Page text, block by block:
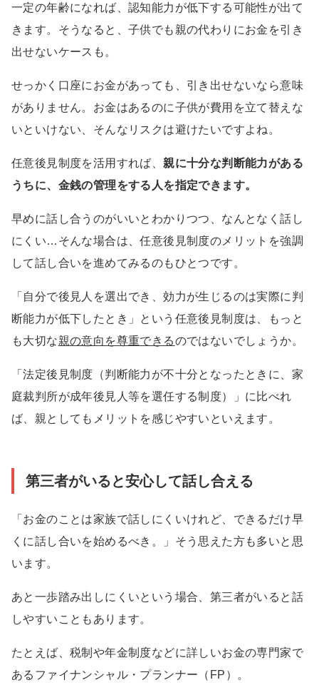
一定の年齢になれば、認知能力が低下する可能性が出て
きます。そうなると、子供でも親の代わりにお金を引き
出せないケースも。
せっかく口座にお金があっても、引き出せないなら意味
がありません。お金はあるのに子供が費用を立て替えな
いといけない、そんなリスクは避けたいですよね。
任意後見制度を活用すれば、親に十分な判断能力がある
うちに、金銭の管理をする人を指定できます。
早めに話し合うのがいいとわかりつつ、なんとなく話し
にくい…そんな場合は、任意後見制度のメリットを強調
して話し合いを進めてみるのもひとつです。
「自分で後見人を選出でき、効力が生じるのは実際に判
断能力が低下したとき」という任意後見制度は、もっと
も大切な親の意向を尊重できるのではないでしょうか。
「法定後見制度（判断能力が不十分となったときに、家
庭裁判所が成年後見人等を選任する制度）」に比べれ
ば、親としてもメリットを感じやすいといえます。
第三者がいると安心して話し合える
「お金のことは家族で話しにくいけれど、できるだけ早
くに話し合いを始めるべき。」そう思えた方も多いと思
います。
あと一歩踏み出しにくいという場合、第三者がいると話
しやすいこともあります。
たとえば、税制や年金制度などに詳しいお金の専門家で
あるファイナンシャル・プランナー（FP）。